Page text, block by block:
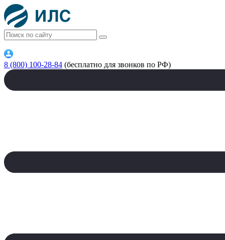
8 (800) 100-28-84 (бесплатно для звонков по РФ)